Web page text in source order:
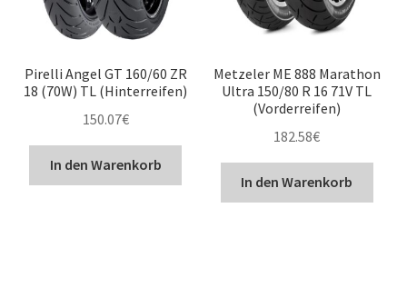
Pirelli Angel GT 160/60 ZR
18 (70W) TL (Hinterreifen)
150.07€
In den Warenkorb
Metzeler ME 888 Marathon
Ultra 150/80 R 16 71V TL
(Vorderreifen)
182.58€
In den Warenkorb